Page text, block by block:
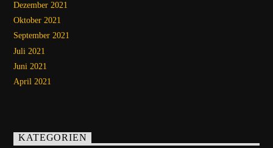
Dezember 2021
Oktober 2021
September 2021
Juli 2021
Juni 2021
April 2021
KATEGORIEN